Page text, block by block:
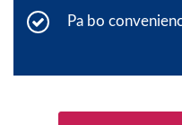
Pa bo